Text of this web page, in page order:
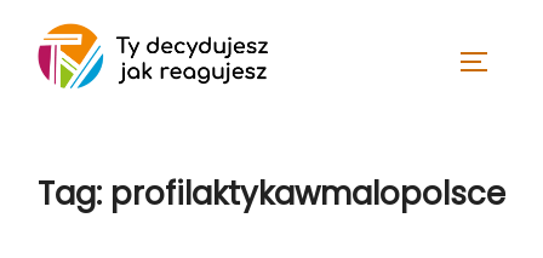
content
Tag: profilaktykawmalopolsce